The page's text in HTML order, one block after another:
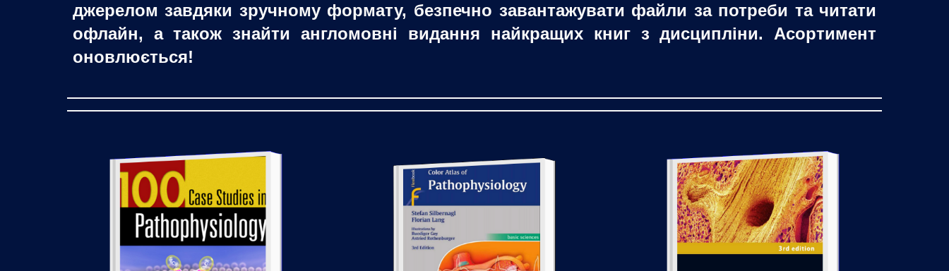
джерелом завдяки зручному формату, безпечно завантажувати файли за потреби та читати
офлайн, а також знайти англомовні видання найкращих книг з дисципліни. Асортимент
оновлюється!